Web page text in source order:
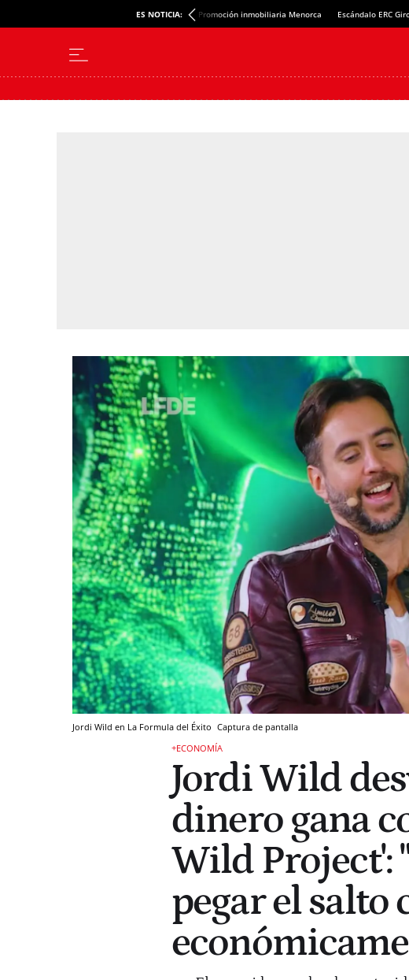
ES NOTICIA: Promoción inmobiliaria Menorca Escándalo ERC
Jordi Wild en La Formula del Éxito Captura de pantalla
+ECONOMÍA
Jordi Wild
dinero gana
Wild Project':
pegar el salto